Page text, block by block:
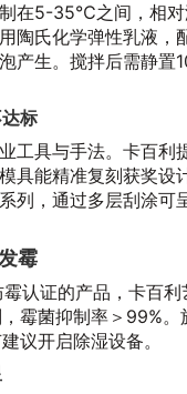
在5-35℃之间，相
陶氏化学弹性乳液，
产生。搅拌后需静置
标
工具与手法。卡百利
具能精准复刻获奖设
列，通过多层刮涂可
霉
认证的产品，卡百
霉菌抑制率＞99%。
议开启除湿设备。